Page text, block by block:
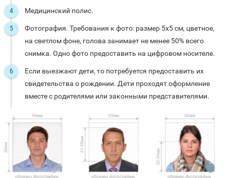
Медицинский полис.
Фотография. Требования к фото: размер 5х5 см, цветное,
на светлом фоне, голова занимает не менее 50% всего
снимка. Одно фото предоставить на цифровом носителе.
Если выезжают дети, то потребуется предоставить их
свидетельства о рождении. Дети проходят оформление
вместе с родителями или законными представителями.